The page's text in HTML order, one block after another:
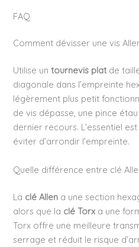
FAQ
Comment dévisser une vis
Utilise untournevis plat de
diagonale dans l’empreinte
légèrement plus petit
de vis dépasse, une pince
dernier recours. L’essentiel
éviter d’arrondir l’empreinte.
Quelle différence entre clé
La clé Allen a une section
alors que la clé Torx a une
Torx offre une meilleure
serrage et réduit le risque